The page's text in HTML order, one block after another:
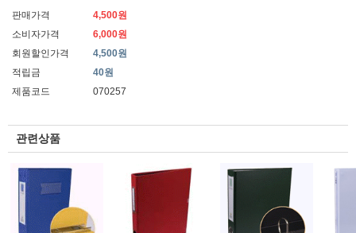
판매가격
4,500원
소비자가격
6,000원
회원할인가격
4,500원
적립금
40원
제품코드
070257
관련상품